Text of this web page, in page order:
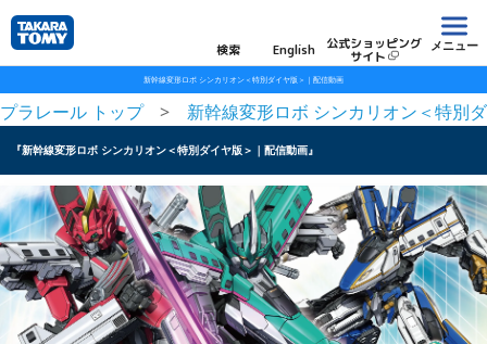
検索 English 公式ショッピング
サイト
メニュー
新幹線変形ロボ シンカリオン＜特別ダイヤ版＞｜配信動画
プラレール トップ 新幹線変形ロボ シンカリオン＜特別
『新幹線変形ロボ シンカリオン＜特別ダイヤ版＞｜配信動画』